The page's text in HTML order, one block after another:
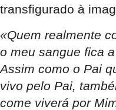
transfigurado à
«Quem realmente
o meu sangue fica
Assim como o Pai
vivo pelo Pai,
come viverá por